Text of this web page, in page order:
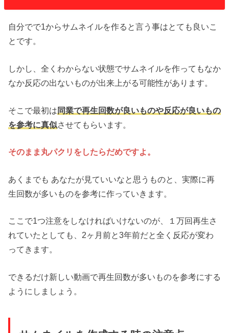
自分でで1からサムネイルを作ると言う事はとても良いこ
とです。
しかし、全くわからない状態でサムネイルを作ってもなか
なか反応の出ないものが出来上がる可能性があります。
そこで最初は 同業で再生回数が良いものや反応が良いもの
を参考に真似させてもらいます。
そのまま丸パクリをしたらだめですよ。
あくまでも あなたが見ていいなと思うものと、実際に再
生回数が多いものを参考に作っていきます。
ここで1つ注意をしなければいけないのが、１万回再生さ
れていたとしても、2ヶ月前と3年前だと全く反応が変わ
ってきます。
できるだけ新しい動画で再生回数が多いものを参考にする
ようにしましょう。